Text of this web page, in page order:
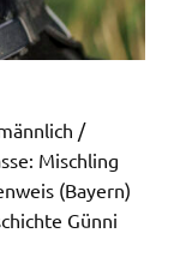
/
Mischling
(Bayern)
Günni